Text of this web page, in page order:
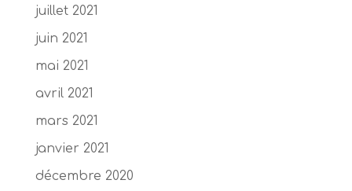
juillet 2021
juin 2021
mai 2021
avril 2021
mars 2021
janvier 2021
décembre 2020